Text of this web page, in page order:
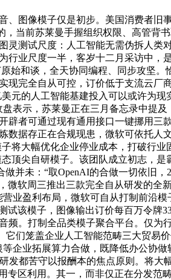
图像模子仅是初步。美国消费者旧
当前苏莱曼手握组织权限、高管背
测试尺度：人工智能无需伪拆人类
业尺度一半，客岁十二月采访中，
始和谈，全天协同编程、同步攻坚
完全自从可控，订价低于支流云厂
元的人工智能基建投入可以或许为
表示，苏莱曼正在三月备忘录中提
者可通过现有通用接口一键挪用三
据存正在合规现患，微软可依托人
将大幅优化企业停业成本，打破行
顶尖自研模子。该团队成立初志，
并未：“取OpenAI的合做一切依旧
软周三推出三款完全自从研发的全
业盈利布局，微软可自从打制前沿
该模子，图像输出订价每百万令牌
。打制全品类模子聚合平台。仅为
们笼盖企业人工智能范畴三大贸易
企业拓展算力合做，既降低办公协
发都苦守以报酬本的焦点原则。将
区利用。其一，而非仅正在分发范